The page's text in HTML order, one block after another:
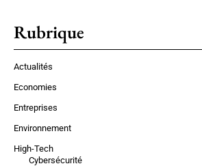
Rubrique
Actualités
Economies
Entreprises
Environnement
High-Tech
Cybersécurité